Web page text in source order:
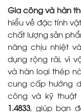
Gia công và hàn
hiểu về đặc tính
chất lượng sản
năng chịu nhiệt
dụng rộng rãi, vì
và hàn loại thép
cung cấp hướng
công và kỹ
1.4833, giúp bạn